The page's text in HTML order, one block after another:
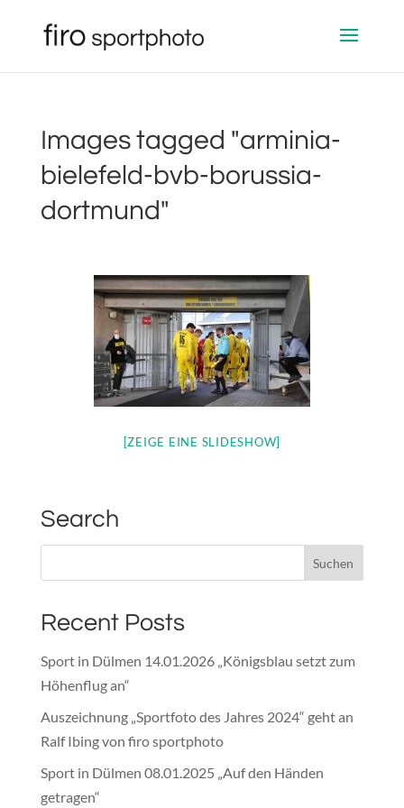
Images tagged "arminia-
bielefeld-bvb-borussia-
dortmund"
[ZEIGE EINE SLIDESHOW]
Search
Recent Posts
Sport in Dülmen 14.01.2026 „Königsblau setzt zum
Höhenflug an“
Auszeichnung „Sportfoto des Jahres 2024“ geht an
Ralf Ibing von firo sportphoto
Sport in Dülmen 08.01.2025 „Auf den Händen
getragen“